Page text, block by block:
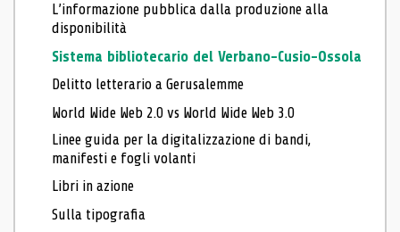
L’informazione pubblica dalla produzione alla
disponibilità
Sistema bibliotecario del Verbano-Cusio-Ossola
Delitto letterario a Gerusalemme
World Wide Web 2.0 vs World Wide Web 3.0
Linee guida per la digitalizzazione di bandi,
manifesti e fogli volanti
Libri in azione
Sulla tipografia